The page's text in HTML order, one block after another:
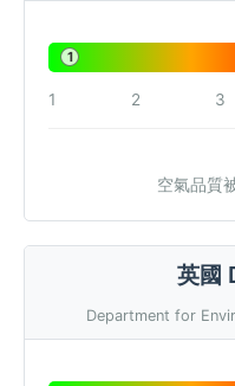
1
1 2 3
空氣品質
英國
Department for